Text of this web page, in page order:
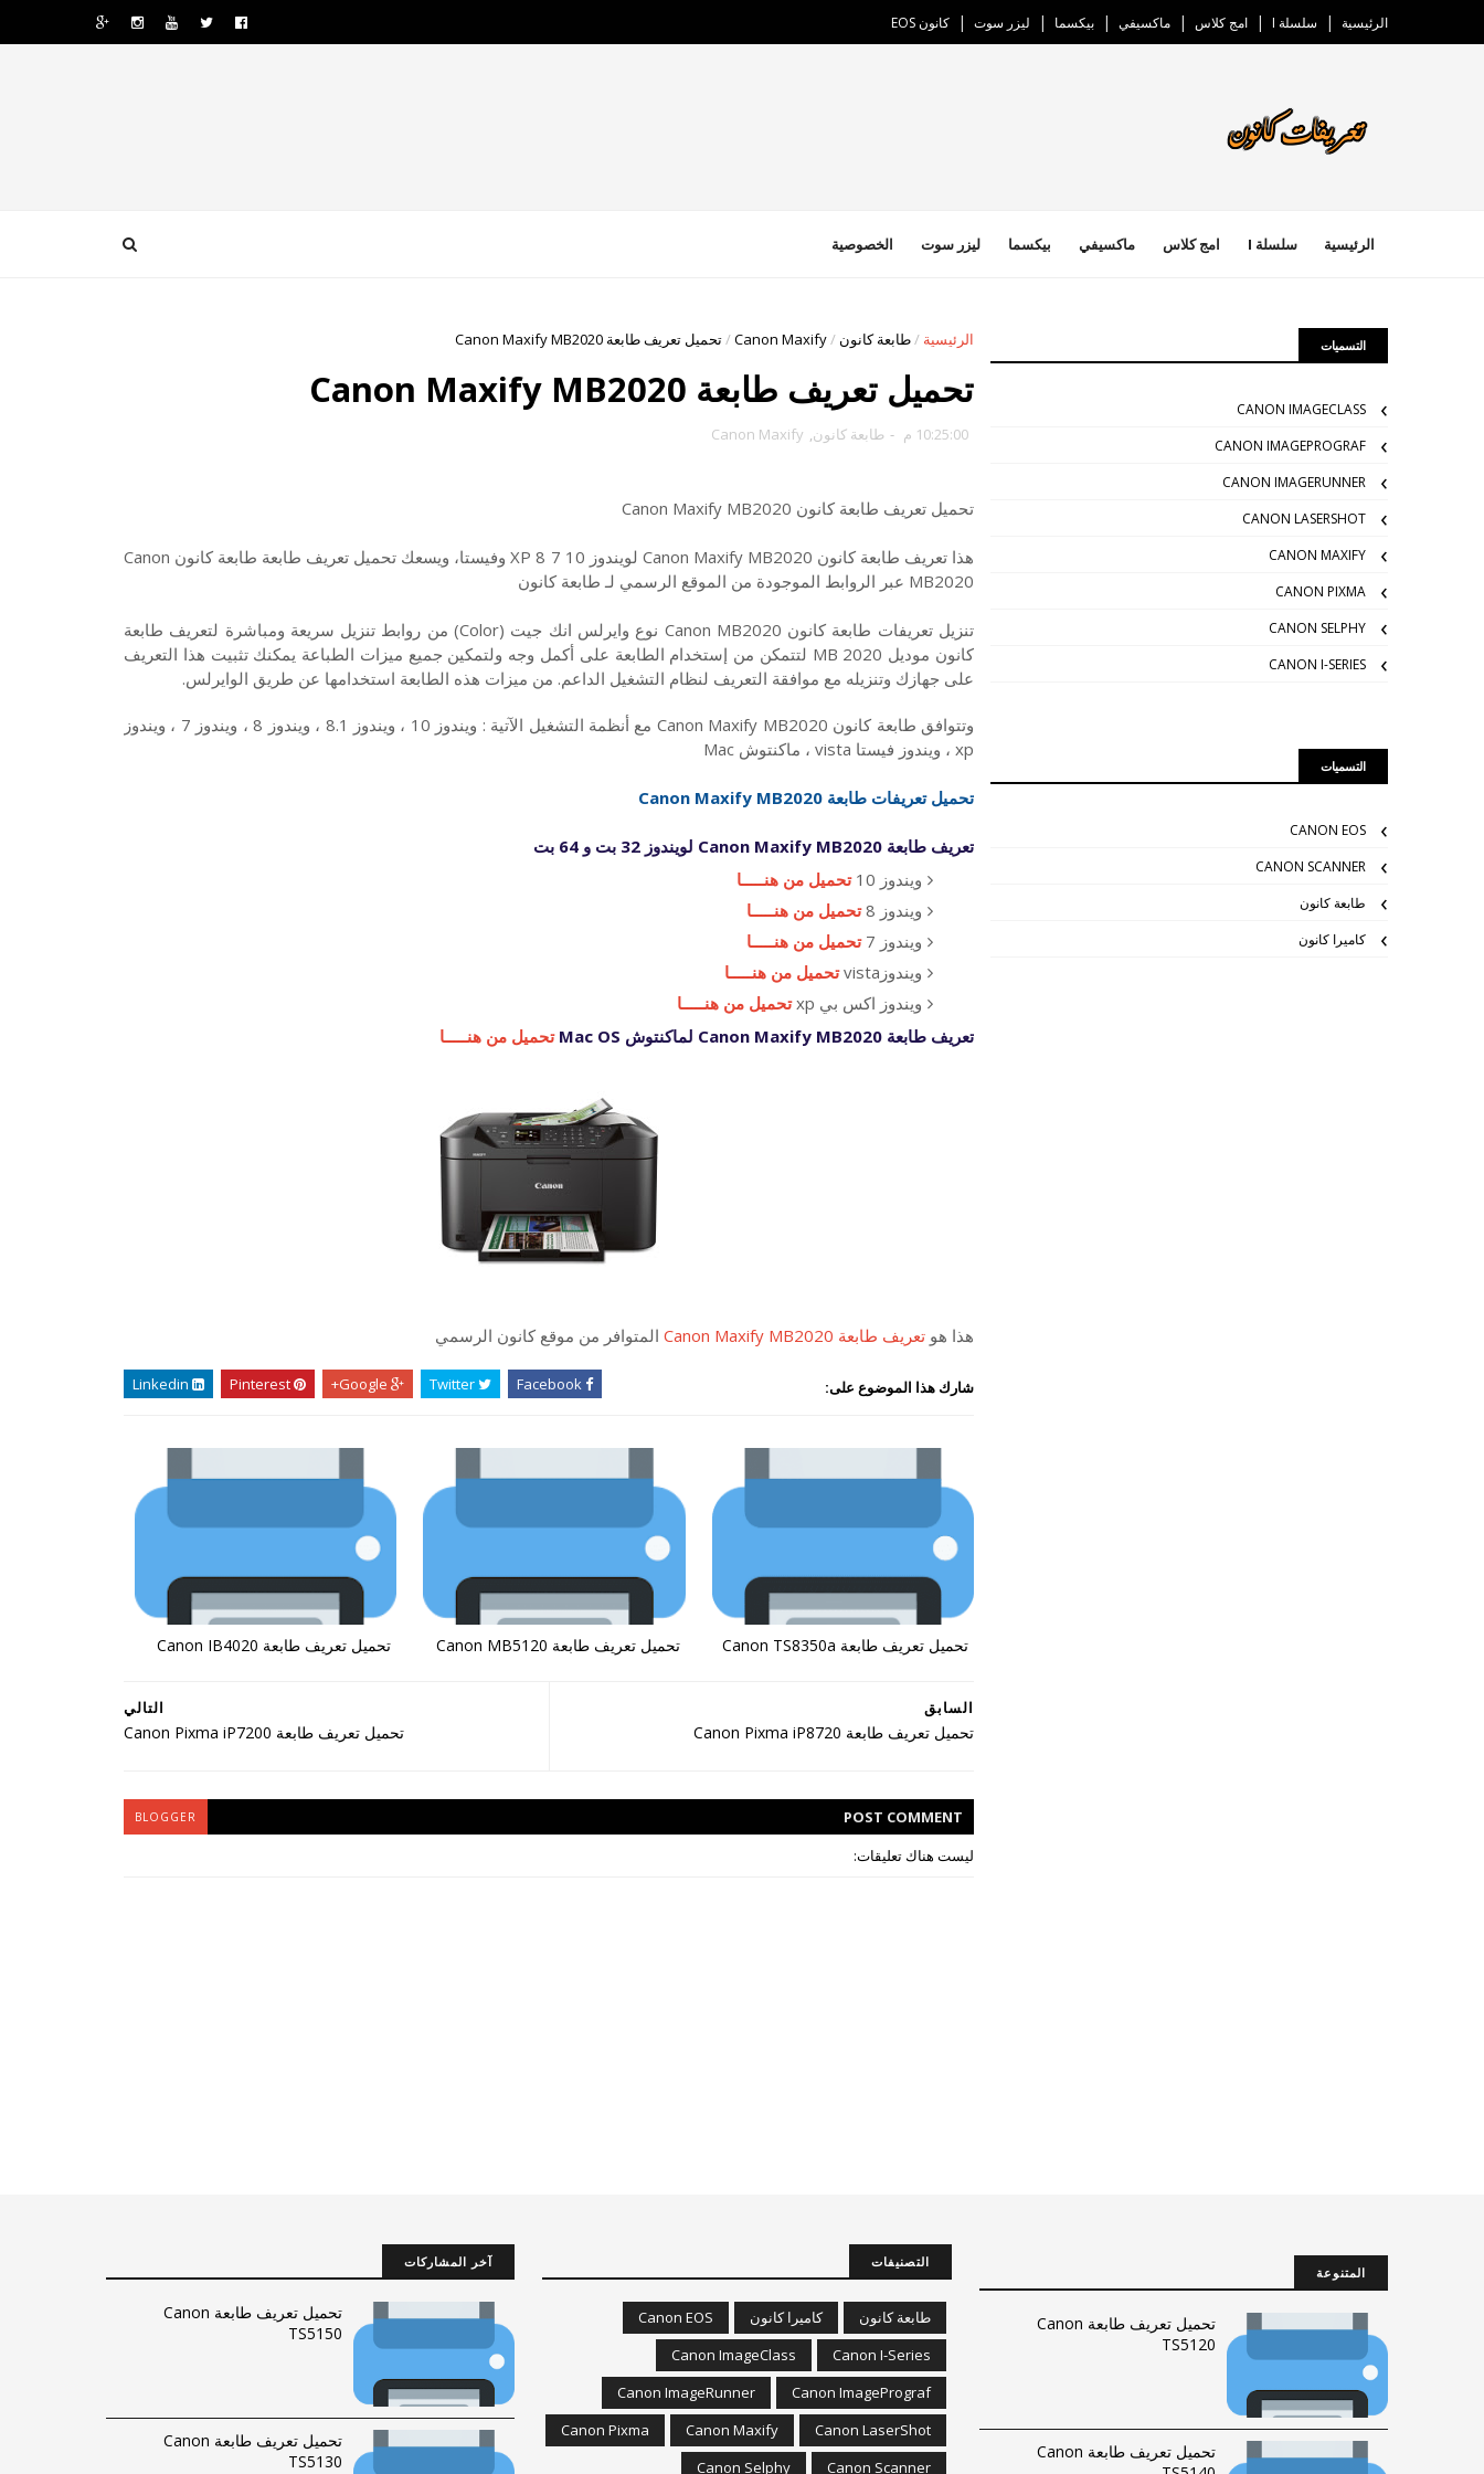
الرئيسية سلسلة I امج كلاس ماكسيفي بيكسما ليزر سوت كانون EOS
الرئيسية سلسلة I امج كلاس ماكسيفي بيكسما ليزر سوت الخصوصية
الرئيسية /طابعة كانون /
Canon Maxify
/تحميل تعريف طابعة Canon Maxify MB2020
تحميل تعريف طابعة Canon Maxify MB2020
10:25:00 م - طابعة كانون,
Canon Maxify
تحميل تعريف طابعة كانون Canon Maxify MB2020
هذا تعريف طابعة كانون Canon Maxify MB2020 لويندوز 10 7 8 XP وفيستا، ويسعك تحميل تعريف طابعة طابعة كانون Canon
MB2020 عبر الروابط الموجودة من الموقع الرسمي لـ طابعة كانون
تنزيل تعريفات طابعة كانون Canon MB2020 نوع وايرلس انك جيت (Color) من روابط تنزيل سريعة ومباشرة لتعريف طابعة
كانون موديل MB 2020 لتتمكن من إستخدام الطابعة على أكمل وجه ولتمكين جميع ميزات الطباعة يمكنك تثبيت هذا التعريف
على جهازك وتنزيله مع موافقة التعريف لنظام التشغيل الداعم. من ميزات هذه الطابعة استخدامها عن طريق الوايرلس.
وتتوافق طابعة كانون Canon Maxify MB2020 مع أنظمة التشغيل الآتية : ويندوز 10 ، ويندوز 8.1 ، ويندوز 8 ، ويندوز 7 ، ويندوز
xp ، ويندوز فيستا vista ، ماكنتوش Mac
تحميل تعريفات طابعة Canon Maxify MB2020
تعريف طابعة Canon Maxify MB2020 لويندوز 32 بت و 64 بت
ويندوز 10
تحميل من هنـــــا
ويندوز 8
تحميل من هنـــــا
ويندوز 7
تحميل من هنـــــا
ويندوزvista
تحميل من هنـــــا
ويندوز اكس بي xp
تحميل من هنـــــا
تعريف طابعة Canon Maxify MB2020 لماكنتوش Mac OS
تحميل من هنـــــا
هذا هو تعريف طابعة Canon Maxify MB2020 المتوافر من موقع كانون الرسمي
شارك هذا الموضوع على:
تحميل تعريف طابعة Canon TS8350a تحميل تعريف طابعة Canon MB5120 تحميل تعريف طابعة Canon IB4020
التالي
تحميل تعريف طابعة Canon Pixma iP7200
السابق
تحميل تعريف طابعة Canon Pixma iP8720
POST COMMENT
BLOGGER
ليست هناك تعليقات:
التسميات
CANON IMAGECLASS
CANON IMAGEPROGRAF
CANON IMAGERUNNER
CANON LASERSHOT
CANON MAXIFY
CANON PIXMA
CANON SELPHY
CANON I-SERIES
التسميات
CANON EOS
CANON SCANNER
طابعة كانون
كاميرا كانون
المتنوعة
تحميل تعريف طابعة Canon
TS5120
تحميل تعريف طابعة Canon
التصنيفات
طابعة كانون كاميرا كانون
Canon EOS
Canon I-Series
Canon ImageClass
Canon ImagePrograf
Canon ImageRunner
Canon LaserShot
Canon Maxify
Canon Pixma
Canon Scanner
Canon Selphy
آخر المشاركات
تحميل تعريف طابعة Canon
TS5150
تحميل تعريف طابعة Canon
TS5130